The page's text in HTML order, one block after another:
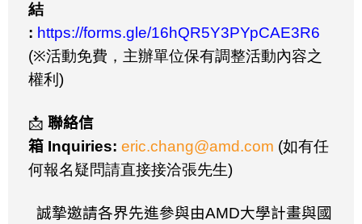
結
: https://forms.gle/16hQR5Y3PYpCAE3R6
(※活動免費，主辦單位保有調整活動內容之
權利)
📩 聯絡信
箱 Inquiries: eric.chang@amd.com (如有任
何報名疑問請直接接洽張先生)
誠摯邀請各界先進參與由AMD大學計畫與國